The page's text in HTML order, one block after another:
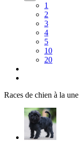
1
2
3
4
5
10
20
Races de chien à la une